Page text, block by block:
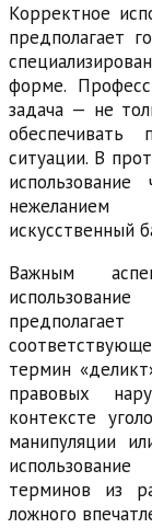
Корректное
предполагает
форме.
задача — не
обеспечивать
ситуации. В
нежеланием
искусственный
Важным
термин
правовых
контексте
манипуляции
терминов из
ложного